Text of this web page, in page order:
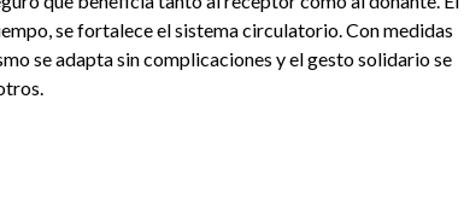
se fortalece el sistema circulatorio. Con medidas
se adapta sin complicaciones y el gesto solidario se